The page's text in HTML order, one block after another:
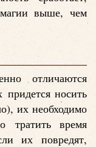
выше, чем
отличаются
носить
их необходимо
тратить время
их повредят,